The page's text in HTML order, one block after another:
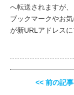
へ転送されますが、
ブックマークやお
が新URLアドレス
<< 前の記